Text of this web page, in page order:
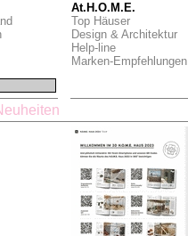
At.H.O.M.E.
Top Häuser
Design & Architektur
Help-line
Marken-Empfehlungen